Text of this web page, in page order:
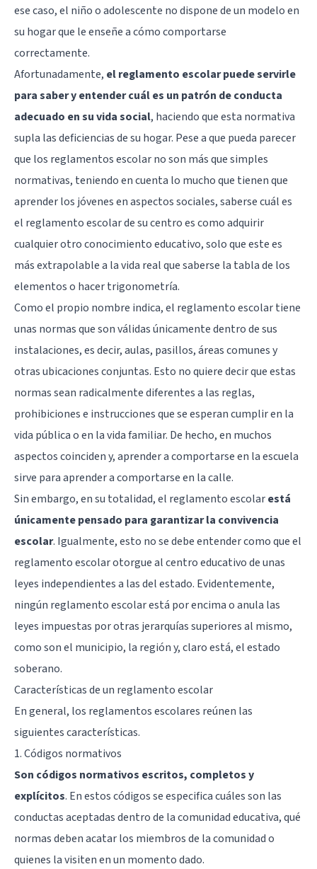
ese caso, el niño o adolescente no dispone de un modelo en
su hogar que le enseñe a cómo comportarse
correctamente.
Afortunadamente, el reglamento escolar puede servirle
para saber y entender cuál es un patrón de conducta
adecuado en su vida social, haciendo que esta normativa
supla las deficiencias de su hogar. Pese a que pueda parecer
que los reglamentos escolar no son más que simples
normativas, teniendo en cuenta lo mucho que tienen que
aprender los jóvenes en aspectos sociales, saberse cuál es
el reglamento escolar de su centro es como adquirir
cualquier otro conocimiento educativo, solo que este es
más extrapolable a la vida real que saberse la tabla de los
elementos o hacer trigonometría.
Como el propio nombre indica, el reglamento escolar tiene
unas normas que son válidas únicamente dentro de sus
instalaciones, es decir, aulas, pasillos, áreas comunes y
otras ubicaciones conjuntas. Esto no quiere decir que estas
normas sean radicalmente diferentes a las reglas,
prohibiciones e instrucciones que se esperan cumplir en la
vida pública o en la vida familiar. De hecho, en muchos
aspectos coinciden y, aprender a comportarse en la escuela
sirve para aprender a comportarse en la calle.
Sin embargo, en su totalidad, el reglamento escolarestá
únicamente pensado para garantizar la convivencia
escolar. Igualmente, esto no se debe entender como que el
reglamento escolar otorgue al centro educativo de unas
leyes independientes a las del estado. Evidentemente,
ningún reglamento escolar está por encima o anula las
leyes impuestas por otras jerarquías superiores al mismo,
como son el municipio, la región y, claro está, el estado
soberano.
Características de un reglamento escolar
En general, los reglamentos escolares reúnen las
siguientes características.
1. Códigos normativos
Son códigos normativos escritos, completos y
explícitos. En estos códigos se especifica cuáles son las
conductas aceptadas dentro de la comunidad educativa, qué
normas deben acatar los miembros de la comunidad o
quienes la visiten en un momento dado.